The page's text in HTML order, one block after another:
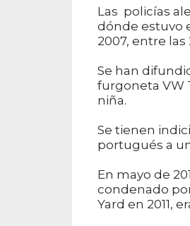
Las policías
dónde estuvo
2007, entre las
Se han
furgoneta VW
niña.
Se tienen
portugués a
En mayo de
condenado
Yard en 2011,